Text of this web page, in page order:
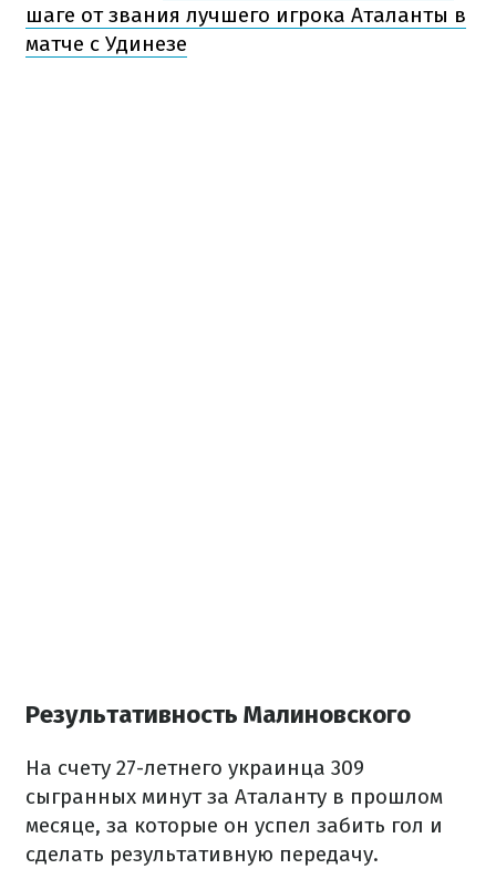
шаге от звания лучшего игрока Аталанты в
матче с Удинезе
Результативность Малиновского
На счету 27-летнего украинца 309
сыгранных минут за Аталанту в прошлом
месяце, за которые он успел забить гол и
сделать результативную передачу.